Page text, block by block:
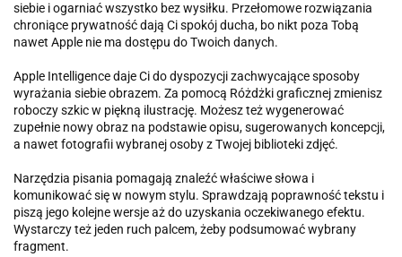
siebie i ogarniać wszystko bez wysiłku. Przełomowe rozwiązania
chroniące prywatność dają Ci spokój ducha, bo nikt poza Tobą
nawet Apple nie ma dostępu do Twoich danych.
Apple Intelligence daje Ci do dyspozycji zachwycające sposoby
wyrażania siebie obrazem. Za pomocą Różdżki graficznej zmienisz
roboczy szkic w piękną ilustrację. Możesz też wygenerować
zupełnie nowy obraz na podstawie opisu, sugerowanych koncepcji,
a nawet fotografii wybranej osoby z Twojej biblioteki zdjęć.
Narzędzia pisania pomagają znaleźć właściwe słowa i
komunikować się w nowym stylu. Sprawdzają poprawność tekstu i
piszą jego kolejne wersje aż do uzyskania oczekiwanego efektu.
Wystarczy też jeden ruch palcem, żeby podsumować wybrany
fragment.